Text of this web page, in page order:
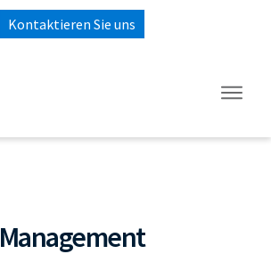
Kontaktieren Sie uns
Management